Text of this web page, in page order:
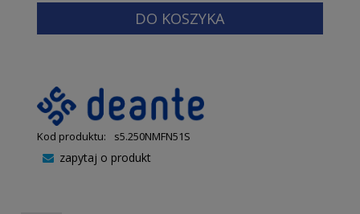
DO KOSZYKA
Kod produktu: s5.250NMFN51S
zapytaj o produkt